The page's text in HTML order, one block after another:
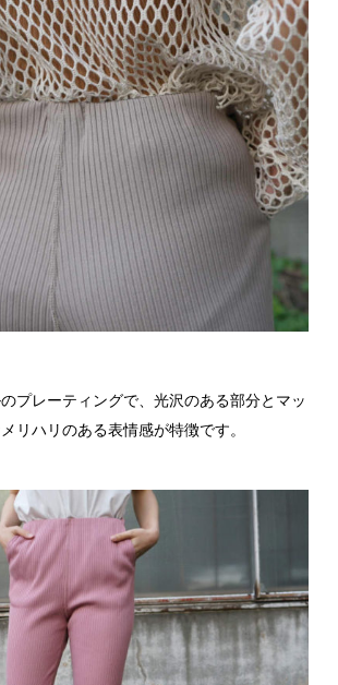
プレーティングで、光沢のある部分とマッ
リハリのある表情感が特徴です。